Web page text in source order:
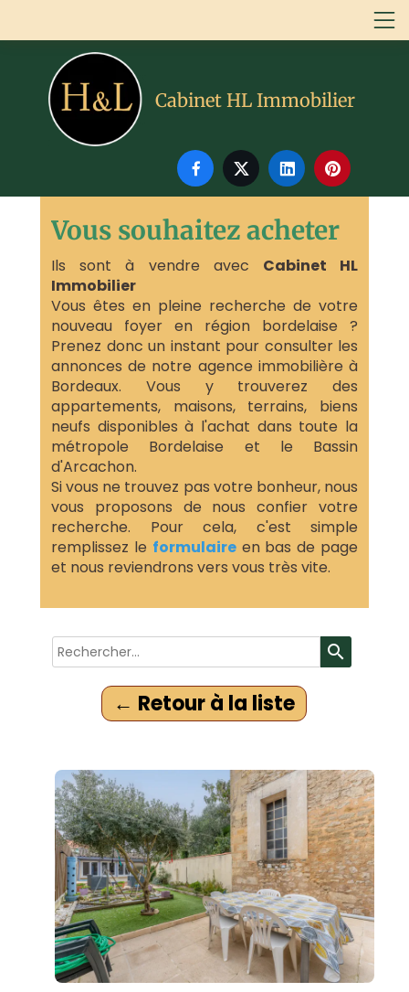
   
Cabinet HL Immobilier
Vous souhaitez acheter
Ils sont à vendre avec Cabinet HL
Immobilier
Vous êtes en pleine recherche de votre
nouveau foyer en région bordelaise ?
Prenez donc un instant pour consulter les
annonces de notre agence immobilière à
Bordeaux. Vous y trouverez des
appartements, maisons, terrains, biens
neufs disponibles à l'achat dans toute la
métropole Bordelaise et le Bassin
d'Arcachon.
Si vous ne trouvez pas votre bonheur, nous
vous proposons de nous confier votre
recherche. Pour cela, c'est simple
remplissez le formulaire en bas de page
et nous reviendrons vers vous très vite.
search
← Retour à la liste